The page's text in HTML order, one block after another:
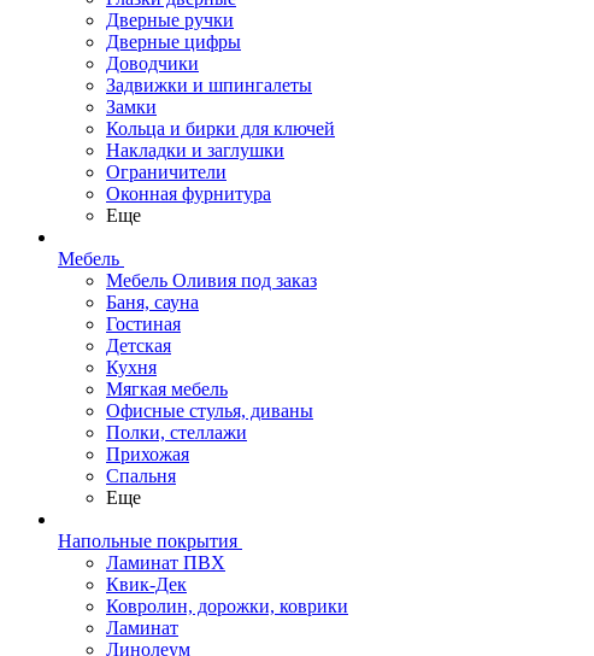
Дверные ручки
Дверные цифры
Доводчики
Задвижки и шпингалеты
Замки
Кольца и бирки для ключей
Накладки и заглушки
Ограничители
Оконная фурнитура
Еще
Мебель
Мебель Оливия под заказ
Баня, сауна
Гостиная
Детская
Кухня
Мягкая мебель
Офисные стулья, диваны
Полки, стеллажи
Прихожая
Спальня
Еще
Напольные покрытия
Ламинат ПВХ
Квик-Дек
Ковролин, дорожки, коврики
Ламинат
Линолеум